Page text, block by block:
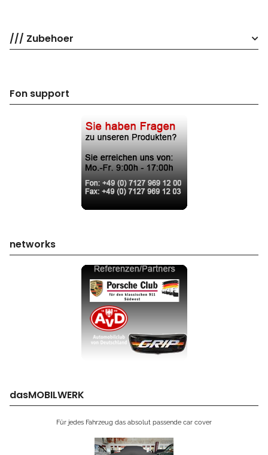
/// Zubehoer
Fon support
networks
dasMOBILWERK
Für jedes Fahrzeug das absolut passende car cover